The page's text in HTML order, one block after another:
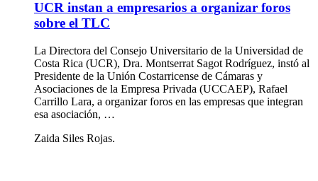
UCR instan a empresarios a organizar foros
sobre el TLC
La Directora del Consejo Universitario de la Universidad de
Costa Rica (UCR), Dra. Montserrat Sagot Rodríguez, instó al
Presidente de la Unión Costarricense de Cámaras y
Asociaciones de la Empresa Privada (UCCAEP), Rafael
Carrillo Lara, a organizar foros en las empresas que integran
esa asociación, …
Zaida Siles Rojas.